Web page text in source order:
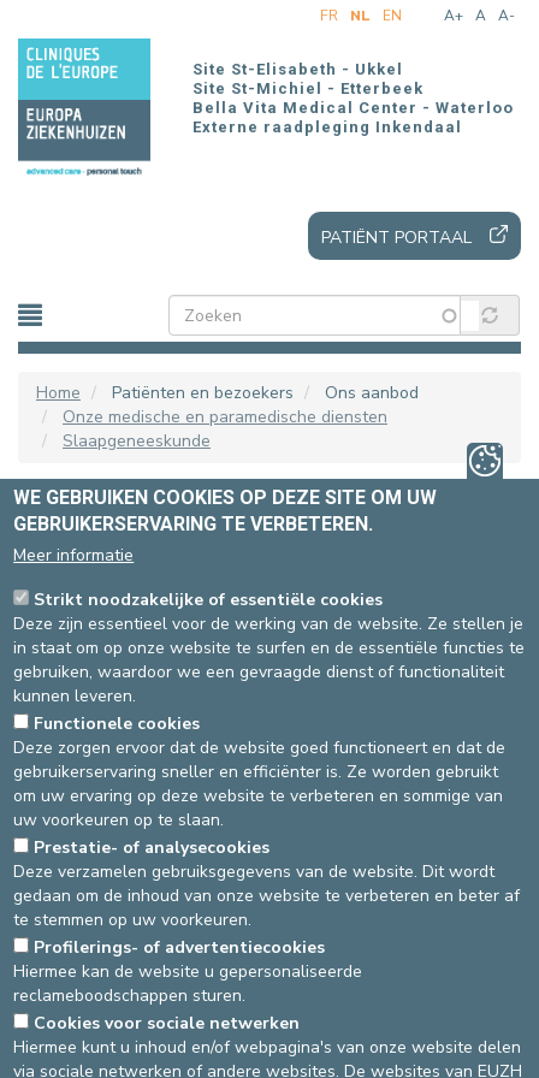
en
naar
inhoud
gaan
A+ A A-
FR NL EN
Site St-Elisabeth - Ukkel
Site St-Michiel - Etterbeek
Bella Vita Medical Center - Waterloo
Externe raadpleging Inkendaal
PATIËNT PORTAAL
Home Patiënten en bezoekers
Ons aanbod
Onze medische en paramedische diensten
Slaapgeneeskunde
LIGGING
SLAAPGENEESKUNDE
ARTSEN EEN AFSPRAAK MAKEN LIGGING
WAAR BEVINDT ZICH DE DIENST
SLAAPGENEESKUNDE?
De dienst bevindt zich op de site St-Elisabeth (Ukkel).
Voor de raadpleging, volg de route 123 vanag de inkomhal.
Voor het slaaplaboratorium, het bevindt zich op de 5de
verdieping in de eenheid 55.
Source
Medisch diensthoofd Slaapgeneeskunde
Dernière modification
26/02/2025
DEVELOP / REDUCE
asbl Cliniques de l’Europe – Europa Ziekenhuizen vzw
WE GEBRUIKEN COOKIES OP DEZE SITE OM UW
GEBRUIKERSERVARING TE VERBETEREN.
Meer informatie
Strikt noodzakelijke of essentiële cookies
Deze zijn essentieel voor de werking van de website. Ze stellen je
in staat om op onze website te surfen en de essentiële functies te
gebruiken, waardoor we een gevraagde dienst of functionaliteit
kunnen leveren.
Functionele cookies
Deze zorgen ervoor dat de website goed functioneert en dat de
gebruikerservaring sneller en efficiënter is. Ze worden gebruikt
om uw ervaring op deze website te verbeteren en sommige van
uw voorkeuren op te slaan.
Prestatie- of analysecookies
Deze verzamelen gebruiksgegevens van de website. Dit wordt
gedaan om de inhoud van onze website te verbeteren en beter af
te stemmen op uw voorkeuren.
Profilerings- of advertentiecookies
Hiermee kan de website u gepersonaliseerde
reclameboodschappen sturen.
Cookies voor sociale netwerken
Hiermee kunt u inhoud en/of webpagina's van onze website delen
via sociale netwerken of andere websites. De websites van EUZH